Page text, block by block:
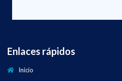
Enlaces rápidos
Inicio